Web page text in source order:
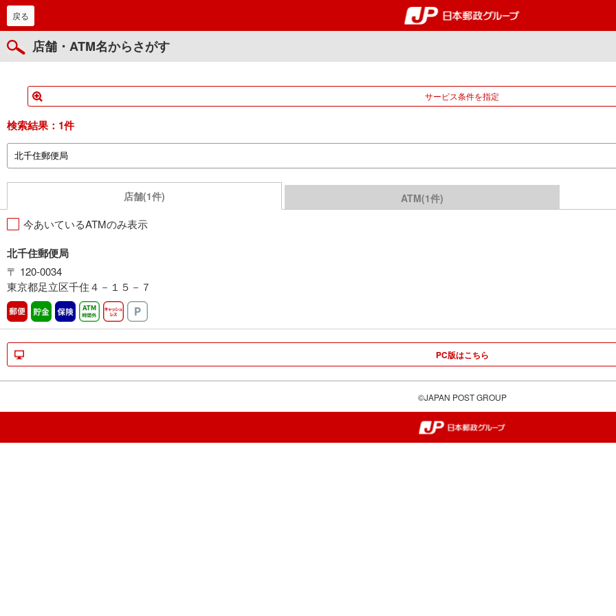
郵便局・日本郵政グループ
戻る
店舗・ATM名からさがす
サービス条件を指定
検索結果： 1件
店舗(1件) ATM(1件)
今あいているATMのみ表示
北千住郵便局
〒 120-0034
東京都足立区千住４－１５－７
郵便 貯金 保険 ATM時間外キャッシュレス
PC版はこちら
©JAPAN POST GROUP